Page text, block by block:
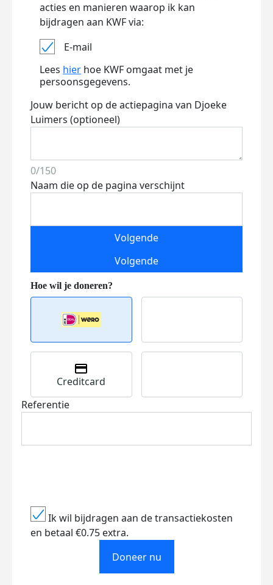
acties en manieren waarop ik kan
bijdragen aan KWF via:
E-mail
Lees hier hoe KWF omgaat met je
persoonsgegevens.
Jouw bericht op de actiepagina van Djoeke
Luimers (optioneel)
0/150
Naam die op de pagina verschijnt
Volgende
Volgende
Creditcard
Referentie
Ik wil bijdragen aan de transactiekosten
en betaal €0.75 extra.
Doneer nu